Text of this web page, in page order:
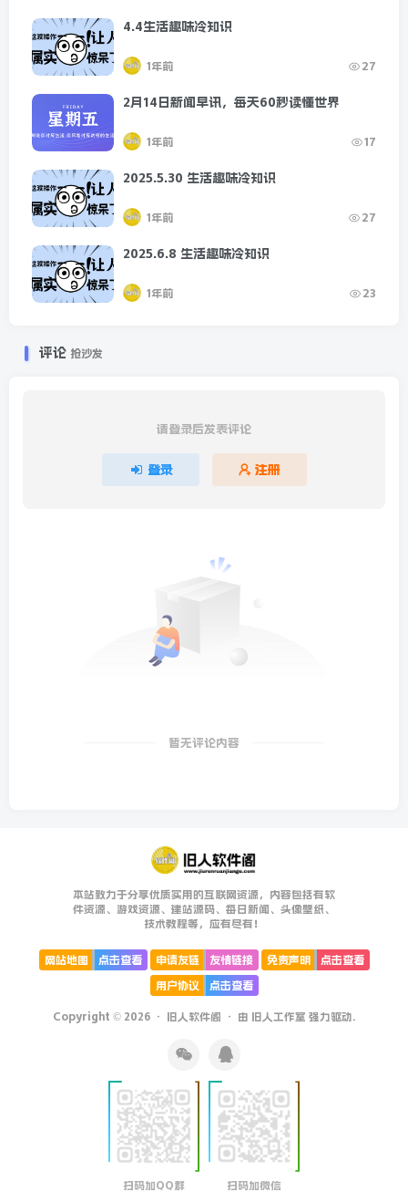
4.4生活趣味冷知识
1年前 27
2月14日新闻早讯，每天60秒读懂世界
1年前 17
2025.5.30 生活趣味冷知识
1年前 27
2025.6.8 生活趣味冷知识
1年前 23
评论 抢沙发
请登录后发表评论
登录 注册
暂无评论内容
本站致力于分享优质实用的互联网资源，内容包括有软
件资源、游戏资源、建站源码、每日新闻、头像壁纸、
技术教程等，应有尽有！
网站地图 点击查看 申请友链 友情链接 免责声明
点击查看
用户协议
点击查看
Copyright © 2026 · 旧人软件阁 · 由 旧人工作室 强力驱动.
扫码加QQ群 扫码加微信